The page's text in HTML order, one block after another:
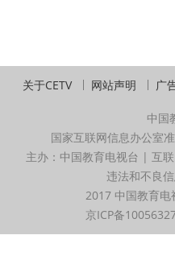
关于CETV 网站声明 广
中国
国家互联网信息办公室
主办：中国教育电视台 | 互
违法和不良
2017 中国教育
京ICP备